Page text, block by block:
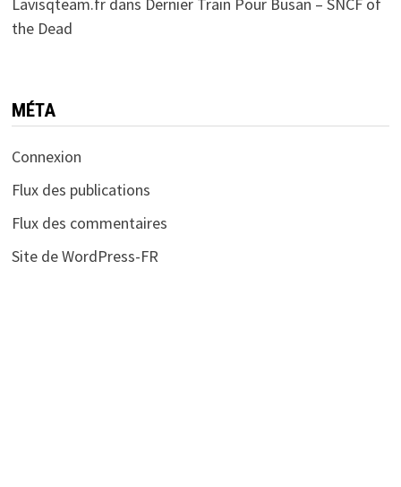
the Dead
MÉTA
Connexion
Flux des publications
Flux des commentaires
Site de WordPress-FR